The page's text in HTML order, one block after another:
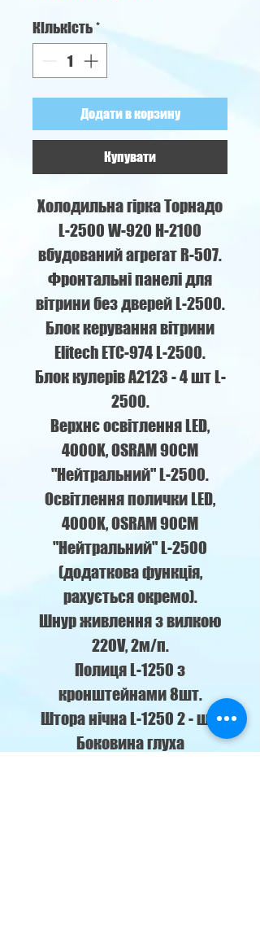
Кількість*
Додати в корзину
Купувати
Холодильна гірка Торнадо
L-2500 W-920 H-2100
вбудований агрегат R-507.
Фронтальні панелі для
вітрини без дверей L-2500.
Блок керування вітрини
Elitech ETC-974 L-2500.
Блок кулерів А2123 - 4 шт L-
2500.
Верхнє освітлення LED,
4000K, OSRAM 90СМ
"Нейтральний" L-2500.
Освітлення полички LED,
4000K, OSRAM 90СМ
"Нейтральний" L-2500
(додаткова функція,
рахується окремо).
Шнур живлення з вилкою
220V, 2м/п.
Полиця L-1250 з
кронштейнами 8шт.
Штора нічна L-1250 2 - шт.
Боковина глуха